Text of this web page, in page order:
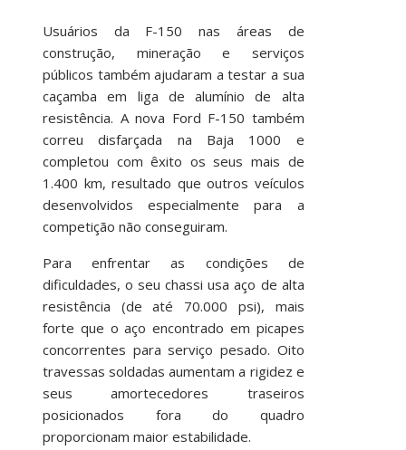
Usuários da F-150 nas áreas de
construção, mineração e serviços
públicos também ajudaram a testar a sua
caçamba em liga de alumínio de alta
resistência. A nova Ford F-150 também
correu disfarçada na Baja 1000 e
completou com êxito os seus mais de
1.400 km, resultado que outros veículos
desenvolvidos especialmente para a
competição não conseguiram.
Para enfrentar as condições de
dificuldades, o seu chassi usa aço de alta
resistência (de até 70.000 psi), mais
forte que o aço encontrado em picapes
concorrentes para serviço pesado. Oito
travessas soldadas aumentam a rigidez e
seus amortecedores traseiros
posicionados fora do quadro
proporcionam maior estabilidade.